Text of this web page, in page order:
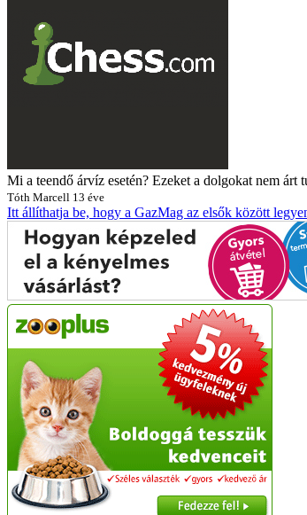
Mi a teendő árvíz esetén? Ezeket a dolgokat nem árt
Tóth Marcell 13 éve
Itt állíthatja be, hogy a GazMag az elsők között